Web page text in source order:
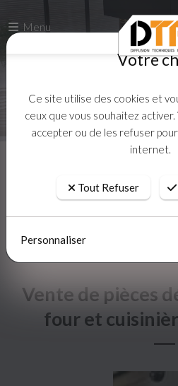
Menu
Vente de pièces
four et
Votre
Ce site utilise des cookies et
ceux que vous souhaitez
accepter ou de les refuser
internet.
Tout Refuser
Personnaliser
Votre
Ce site utilise des cookies et
accepter ou de les refuser
internet.
Tout Refuser
Personnaliser